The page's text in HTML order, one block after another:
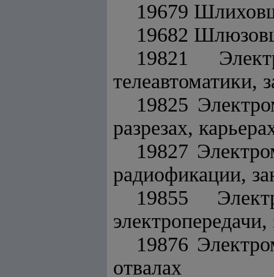
19679
19682
19821
телеавтоматики,
19825
разрезах,
19827
радиофикации,
19855
19876
отвалах